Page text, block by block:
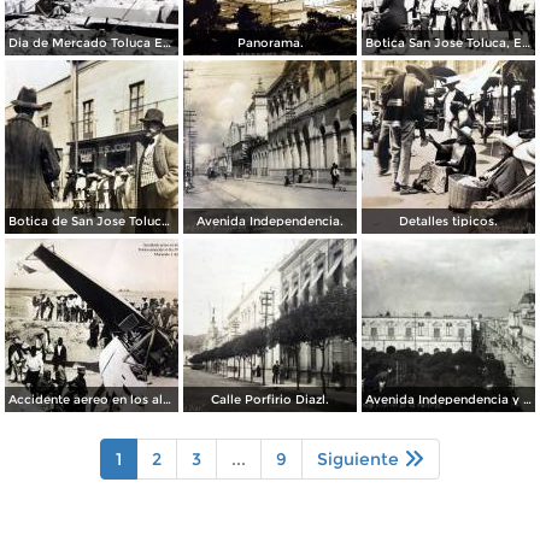
Dia de Mercado Toluca Estado de México. Panorama. Botica San Jose Toluca, Edo de México 1909.
Botica de San Jose Toluca, Edo de México 1909. Avenida Independencia. Detalles tipicos.
Accidente aereo en los alrededores de Toluca acaecido el dia 28 de Marzo de 1928 Muriendo 3 Americanos. Calle Porfirio Diazl. Avenida Independencia y Jardin de Los martires.
1 2 3 ... 9 Siguiente